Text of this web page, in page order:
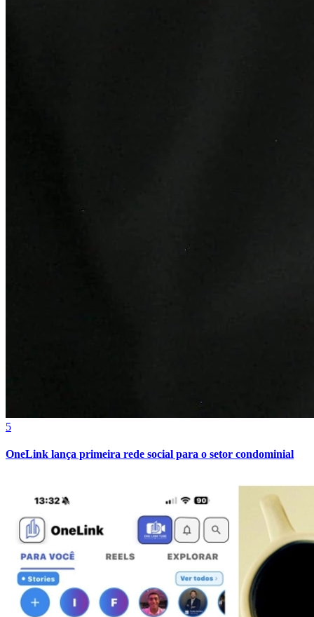
5
OneLink lança primeira rede social para o setor condominial